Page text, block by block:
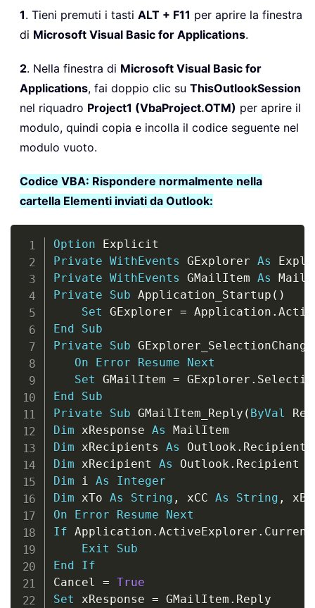
1. Tieni premuti i tasti ALT + F11 per aprire la finestra
di Microsoft Visual Basic for Applications.
2. Nella finestra di Microsoft Visual Basic for
Applications, fai doppio clic su ThisOutlookSession
nel riquadro Project1 (VbaProject.OTM) per aprire il
modulo, quindi copia e incolla il codice seguente nel
modulo vuoto.
Codice VBA: Rispondere normalmente nella
cartella Elementi inviati da Outlook:
Option
Private WithEvents GExplorer As
Private WithEvents GMailItem As
Private
Sub Application_Startup ( )
Set GExplorer = Application .
End
Sub
Private
Sub GExplorer_SelectionChange
On
Error Resume
Next
Set GMailItem = GExplorer .
End
Sub
Private
Sub GMailItem_Reply ( ByVal
Dim xResponse As
Dim xRecipients As Outlook .
Dim xRecipient As Outlook .
Dim i As
Integer
Dim xTo As String , xCC As String ,
On
Error Resume
Next
If Application . ActiveExplorer .
Exit
Sub
End
If
Cancel = True
Set xResponse = GMailItem .